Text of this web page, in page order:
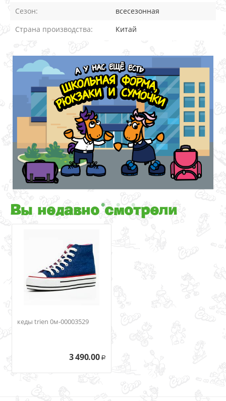
Сезон:
всесезонная
Страна производства:
Китай
Вы недавно смотрели
кеды trien 0м-00003529
3 490.00 Р